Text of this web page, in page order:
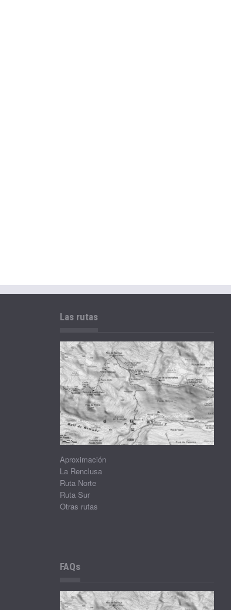
Las rutas
Aproximación
La Renclusa
Ruta Norte
Ruta Sur
Otras rutas
FAQs